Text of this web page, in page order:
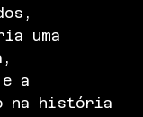
uma
a
na história